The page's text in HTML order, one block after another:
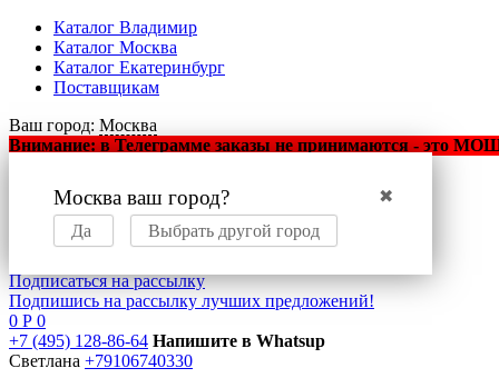
Каталог Владимир
Каталог Москва
Каталог Екатеринбург
Поставщикам
Ваш город: Москва
✖
Москва ваш город?
Да Выбрать другой город
Внимание: в Телеграмме заказы не принимаются - это
Оптовый маркетплейс
мобильных аксессуаров
Подписаться на рассылку
Подпишись на рассылку лучших предложений!
0 Р 0
+7 (495) 128-86-64 Напишите в Whatsup
Светлана +79106740330